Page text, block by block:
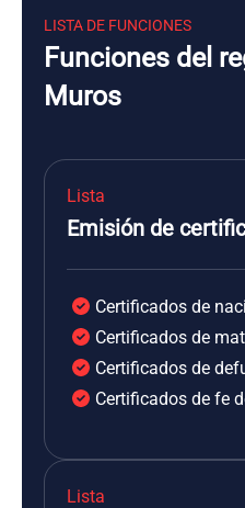
LISTA DE FUNCIONES
Funciones del
Muros
Lista
Emisión de
Certificados de
Certificados de
Certificados de
Certificados de fe
Lista